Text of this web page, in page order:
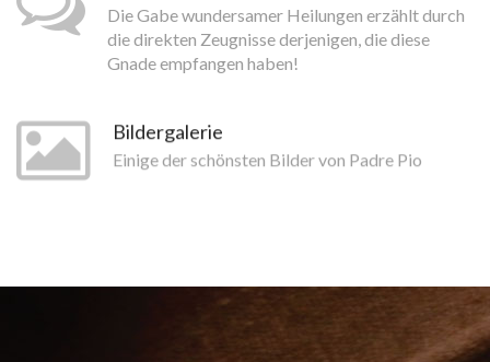
Die Gabe wundersamer Heilungen erzählt durch
die direkten Zeugnisse derjenigen, die diese
Gnade empfangen haben!
Bildergalerie
Einige der schönsten Bilder von Padre Pio